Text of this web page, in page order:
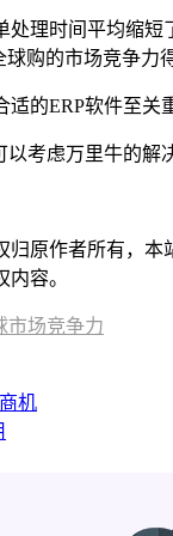
理时间平均缩
购的市场竞争
的ERP软件至
考虑万里牛的
原作者所有，
容。
市场竞争力
机